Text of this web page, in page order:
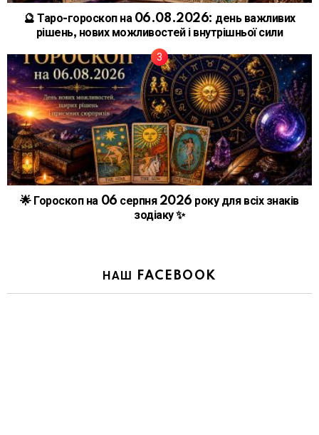
🔮 Таро-гороскоп на 06.08.2026: день важливих
рішень, нових можливостей і внутрішньої сили
🌟 Гороскоп на 06 серпня 2026 року для всіх знаків
зодіаку ✨
НАШ FACEBOOK